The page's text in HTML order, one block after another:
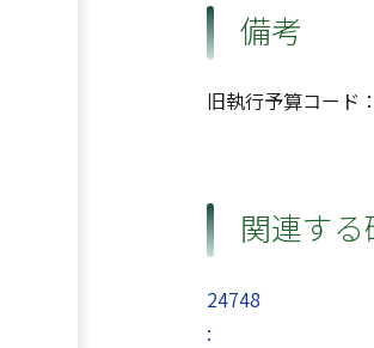
備考
旧執行予算コード
関連す
24748
: